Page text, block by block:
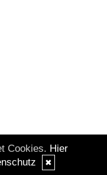
Cookies. Hier
✖